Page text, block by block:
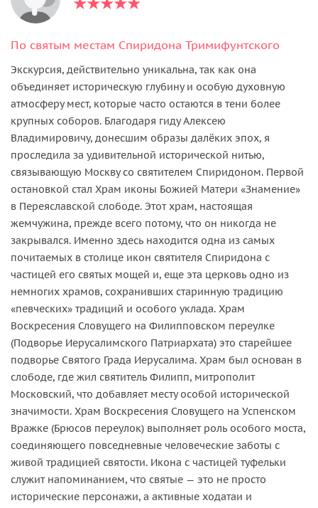
По святым местам Спиридона Тримифунтского
Экскурсия, действительно уникальна, так как она
объединяет историческую глубину и особую духовную
атмосферу мест, которые часто остаются в тени более
крупных соборов. Благодаря гиду Алексею
Владимировичу, донесшим образы далёких эпох, я
проследила за удивительной исторической нитью,
связывающую Москву со святителем Спиридоном. Первой
остановкой стал Храм иконы Божией Матери «Знамение»
в Переяславской слободе. Этот храм, настоящая
жемчужина, прежде всего потому, что он никогда не
закрывался. Именно здесь находится одна из самых
почитаемых в столице икон святителя Спиридона с
частицей его святых мощей и, еще эта церковь одно из
немногих храмов, сохранивших старинную традицию
«певческих» традиций и особого уклада. Храм
Воскресения Словущего на Филипповском переулке
(Подворье Иерусалимского Патриархата) это старейшее
подворье Святого Града Иерусалима. Храм был основан в
слободе, где жил святитель Филипп, митрополит
Московский, что добавляет месту особой исторической
значимости. Храм Воскресения Словущего на Успенском
Вражке (Брюсов переулок) выполняет роль особого моста,
соединяющего повседневные человеческие заботы с
живой традицией святости. Икона с частицей туфельки
служит напоминанием, что святые — это не просто
исторические персонажи, а активные ходатаи и